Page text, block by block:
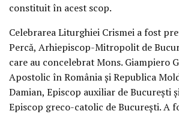
constituit în acest scop.
Celebrarea Liturghiei Crismei a fost
Percă, Arhiepiscop-Mitropolit de
care au concelebrat Mons. Giampiero
Apostolic în România și Republica
Damian, Episcop auxiliar de București
Episcop greco-catolic de București. A